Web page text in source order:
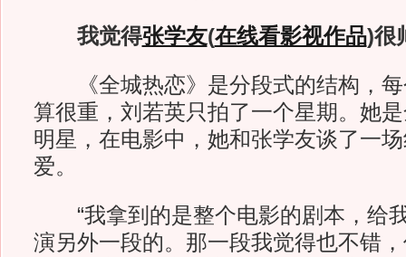
我觉得张学友(在线看影视作品)很
《全城热恋》是分段式的结构，每
算很重，刘若英只拍了一个星期。她
明星，在电影中，她和张学友谈了一
爱。
“我拿到的是整个电影的剧本，给
演另外一段的。那一段我觉得也不错